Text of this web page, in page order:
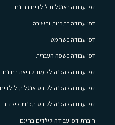
דפי עבודה באנגלית לילדים בחינם
דפי עבודה בתכנות וחשיבה
דפי עבודה בשחמט
דפי עבודה בשפה העברית
דפי עבודה להכנה ללימוד קריאה בחינם
דפי עבודה להכנה לקורס אנגלית לילדים
דפי עבודה להכנה לקורס תכנות לילדים
חוברת דפי עבודה לילדים בחינם